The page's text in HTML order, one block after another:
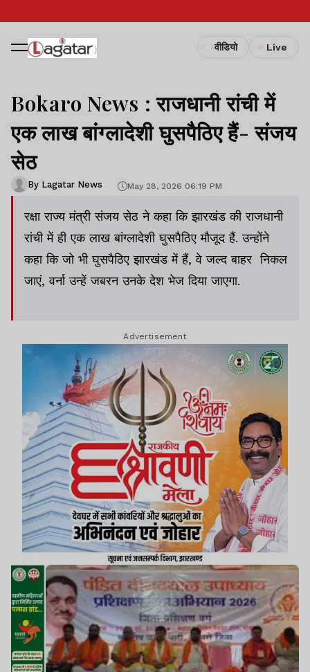
वीडियो Live
Bokaro News : राजधानी रांची में
एक लाख बांग्लादेशी घुसपैठिए हैं- संजय
सेठ
By Lagatar News May 28, 2026 06:19 PM
रक्षा राज्य मंत्री संजय सेठ ने कहा कि झारखंड की राजधानी
रांची में ही एक लाख बांग्लादेशी घुसपैठिए मौजूद हैं. उन्होंने
कहा कि जो भी घुसपैठिए झारखंड में हैं, वे जल्द बाहर निकल
जाएं, वर्ना उन्हें जबरन उनके देश भेज दिया जाएगा.
Advertisement